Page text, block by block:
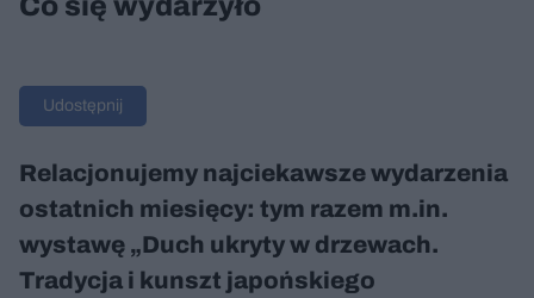
Udostępnij
Relacjonujemy najciekawsze wydarzenia
ostatnich miesięcy: tym razem m.in.
wystawę „Duch ukryty w drzewach.
Tradycja i kunszt japońskiego